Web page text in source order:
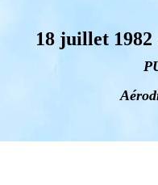
18 juillet 1982